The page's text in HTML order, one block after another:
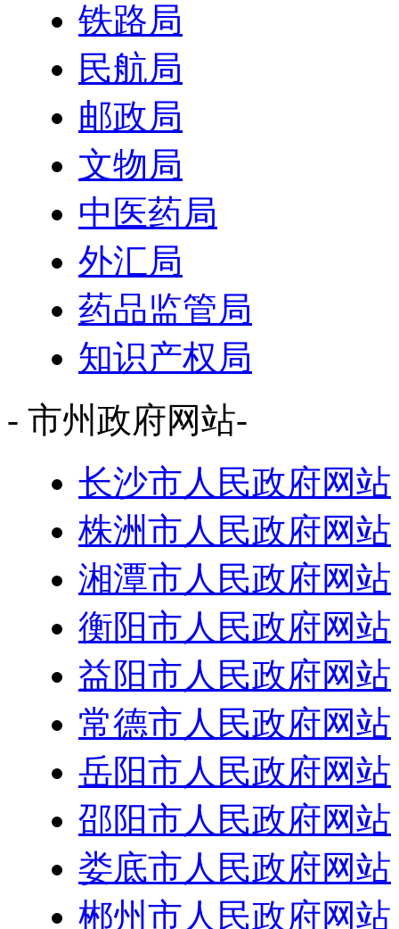
铁路局
民航局
邮政局
文物局
中医药局
外汇局
药品监管局
知识产权局
- 市州政府网站-
长沙市人民政府网站
株洲市人民政府网站
湘潭市人民政府网站
衡阳市人民政府网站
益阳市人民政府网站
常德市人民政府网站
岳阳市人民政府网站
邵阳市人民政府网站
娄底市人民政府网站
郴州市人民政府网站